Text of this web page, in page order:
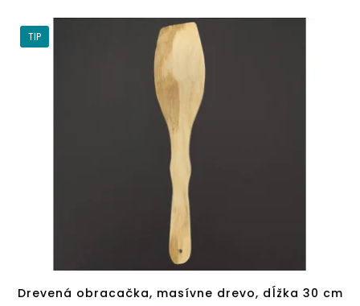
TIP
Drevená obracačka, masívne drevo, dĺžka 30 cm